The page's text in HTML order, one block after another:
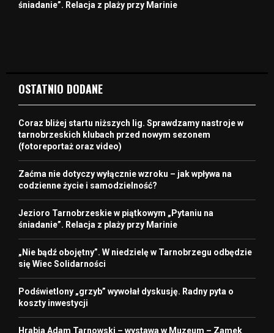
śniadanie”. Relacja z plaży przy Marinie
OSTATNIO DODANE
Coraz bliżej startu niższych lig. Sprawdzamy nastroje w
tarnobrzeskich klubach przed nowym sezonem
(fotoreportaż oraz video)
Zaćma nie dotyczy wyłącznie wzroku – jak wpływa na
codzienne życie i samodzielność?
Jezioro Tarnobrzeskie w piątkowym „Pytaniu na
śniadanie”. Relacja z plaży przy Marinie
„Nie bądź obojętny”. W niedzielę w Tarnobrzegu odbędzie
się Wiec Solidarności
Podświetlony „grzyb” wywołał dyskusję. Radny pyta o
koszty inwestycji
Hrabia Adam Tarnowski – wystawa w Muzeum – Zamek